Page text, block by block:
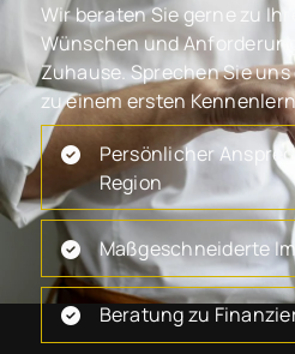
Wir beraten Sie gerne zu
Wünschen und
Zuhause. Sprechen Sie
zu einem ersten
Persönlicher
Region
Maßgeschneiderte
Beratung zu